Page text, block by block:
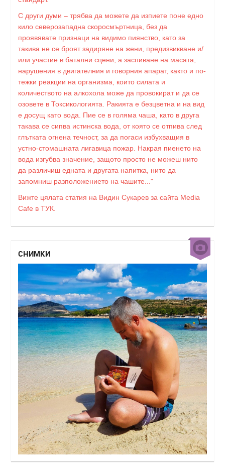
С други думи – трябва да можете да изпиете поне едно
кило северозападна скоросмъртница, без да
проявявате признаци на видимо пиянство, като за
такива не се броят задиряне на жени, предизвикване и/
или участие в батални сцени, а заспиване на масата,
нарушения в двигателния и говорния апарат, както и по-
тежки реакции на организма, които силата и
количеството на алкохола може да провокират и да се
озовете в Токсикологията. Ракията е безцветна и на вид
е досущ като вода. Пие се в голяма чаша, като в друга
такава се сипва истинска вода, от която се отпива след
глътката огнена течност, за да погаси избухващия в
устно-стомашната лигавица пожар. Накрая пиенето на
вода изгубва значение, защото просто не можеш нито
да различиш едната и другата напитка, нито да
запомниш разположението на чашите..."
Вижте цялата статия на Видин Сукарев за сайта Media
Cafe в ТУК.
СНИМКИ